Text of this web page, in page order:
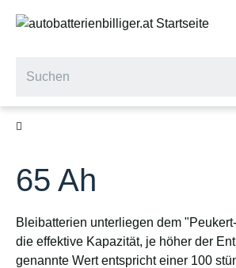
65 Ah
Bleibatterien unterliegen dem
die effektive Kapazität, je höher der
genannte Wert entspricht einer 100